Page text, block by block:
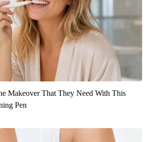
Makeover That They Need With This
Pen